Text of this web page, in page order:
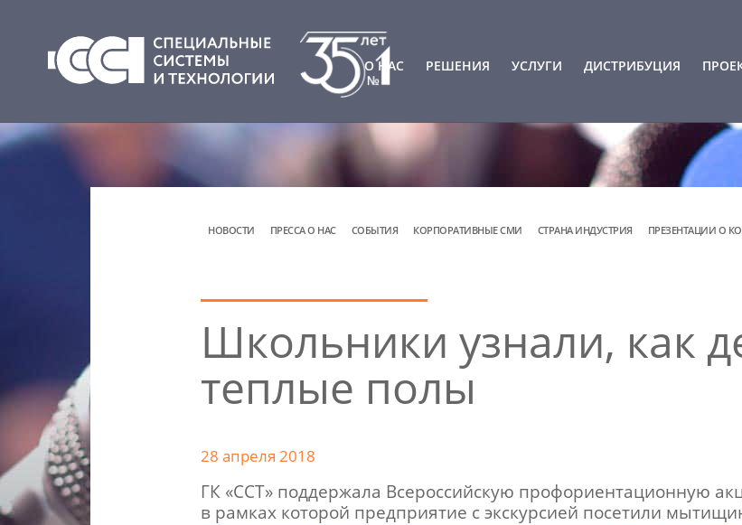
О НАС РЕШЕНИЯ УСЛУГИ ДИСТРИБУЦИЯ
НОВОСТИ ПРЕССА О НАС СОБЫТИЯ КОРПОРАТИВНЫЕ СМИ СТРАНА ИНДУСТРИЯ ПРЕЗЕНТАЦИИ О
Школьники узнали, как
теплые полы
28 апреля 2018
ГК «ССТ» поддержала Всероссийскую профориентационную
в рамках которой предприятие с экскурсией посетили